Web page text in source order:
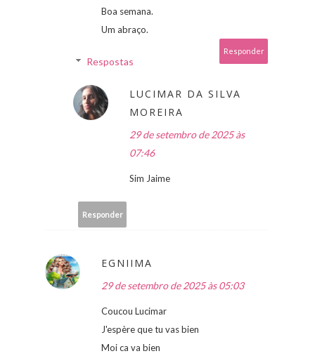
Boa semana.
Um abraço.
Responder
Respostas
LUCIMAR DA SILVA
MOREIRA
29 de setembro de 2025 às
07:46
Sim Jaime
Responder
EGNIIMA
29 de setembro de 2025 às 05:03
Coucou Lucimar
J'espère que tu vas bien
Moi ca va bien